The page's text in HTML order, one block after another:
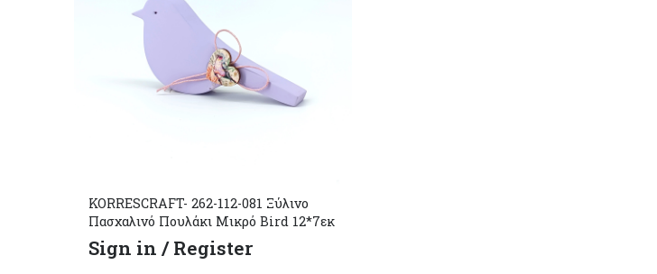
KORRESCRAFT- 262-112-081 Ξύλινο
Πασχαλινό Πουλάκι Μικρό Bird 12*7εκ
Sign in / Register